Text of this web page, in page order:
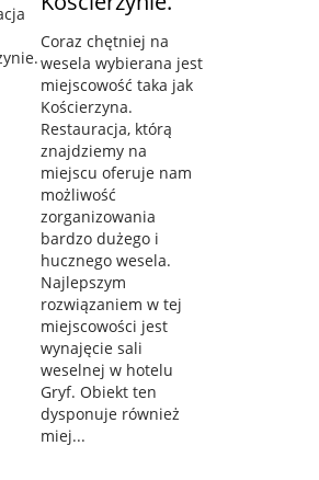
Coraz chętniej na
wesela wybierana jest
miejscowość taka jak
Kościerzyna.
Restauracja, którą
znajdziemy na
miejscu oferuje nam
możliwość
zorganizowania
bardzo dużego i
hucznego wesela.
Najlepszym
rozwiązaniem w tej
miejscowości jest
wynajęcie sali
weselnej w hotelu
Gryf. Obiekt ten
dysponuje również
miej...